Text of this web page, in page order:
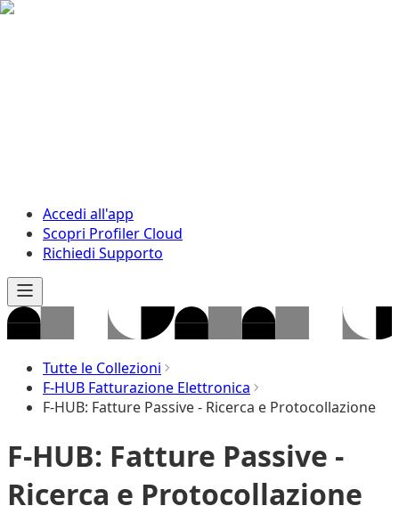
Accedi all'app
Scopri Profiler Cloud
Richiedi Supporto
Tutte le Collezioni
F-HUB Fatturazione Elettronica
F-HUB: Fatture Passive - Ricerca e Protocollazione
F-HUB: Fatture Passive -
Ricerca e Protocollazione